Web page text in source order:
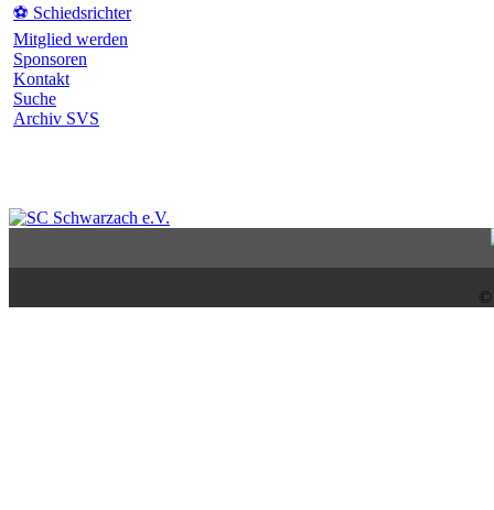
⚽ Schiedsrichter
Mitglied werden
Sponsoren
Kontakt
Suche
Archiv SVS
©